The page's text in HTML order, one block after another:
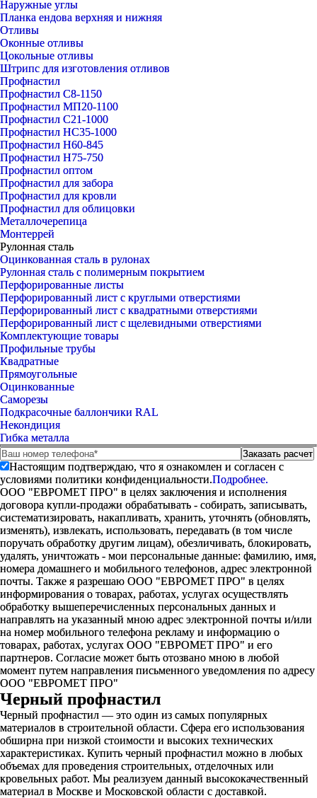
Наружные углы
Планка ендова верхняя и нижняя
Отливы
Оконные отливы
Цокольные отливы
Штрипс для изготовления отливов
Профнастил
Профнастил С8-1150
Профнастил МП20-1100
Профнастил С21-1000
Профнастил НС35-1000
Профнастил Н60-845
Профнастил Н75-750
Профнастил оптом
Профнастил для забора
Профнастил для кровли
Профнастил для облицовки
Металлочерепица
Монтеррей
Рулонная сталь
Оцинкованная сталь в рулонах
Рулонная сталь с полимерным покрытием
Перфорированные листы
Перфорированный лист с круглыми отверстиями
Перфорированный лист с квадратными отверстиями
Перфорированный лист с щелевидными отверстиями
Комплектующие товары
Профильные трубы
Квадратные
Прямоугольные
Оцинкованные
Саморезы
Подкрасочные баллончики RAL
Некондиция
Гибка металла
Настоящим подтверждаю, что я ознакомлен и согласен с
условиями политики конфиденциальности.Подробнее.
ООО "ЕВРОМЕТ ПРО" в целях заключения и исполнения
договора купли-продажи обрабатывать - собирать, записывать,
систематизировать, накапливать, хранить, уточнять (обновлять,
изменять), извлекать, использовать, передавать (в том числе
поручать обработку другим лицам), обезличивать, блокировать,
удалять, уничтожать - мои персональные данные: фамилию, имя,
номера домашнего и мобильного телефонов, адрес электронной
почты. Также я разрешаю ООО "ЕВРОМЕТ ПРО" в целях
информирования о товарах, работах, услугах осуществлять
обработку вышеперечисленных персональных данных и
направлять на указанный мною адрес электронной почты и/или
на номер мобильного телефона рекламу и информацию о
товарах, работах, услугах ООО "ЕВРОМЕТ ПРО" и его
партнеров. Согласие может быть отозвано мною в любой
момент путем направления письменного уведомления по адресу
ООО "ЕВРОМЕТ ПРО"
Черный профнастил
Черный профнастил — это один из самых популярных
материалов в строительной области. Сфера его использования
обширна при низкой стоимости и высоких технических
характеристиках. Купить черный профнастил можно в любых
объемах для проведения строительных, отделочных или
кровельных работ. Мы реализуем данный высококачественный
материал в Москве и Московской области с доставкой.